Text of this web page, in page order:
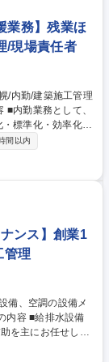
奨励金と月額手当
おり、会社をあげ
会社の定める業務
子会社）◎大正7年
業務】残業ほ
/現場責任者
標準化・効率化を
■スパイダープラ
械が作成した施工
っているため、長
間以内
ンス】創業1
管理
を主にお任せしま
協力会社の方に依